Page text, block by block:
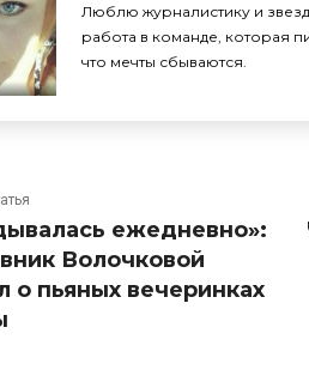
Люблю журналистику и
работа в команде, которая
что мечты сбываются.
ежедневно»:
Волочковой
о пьяных вечеринках